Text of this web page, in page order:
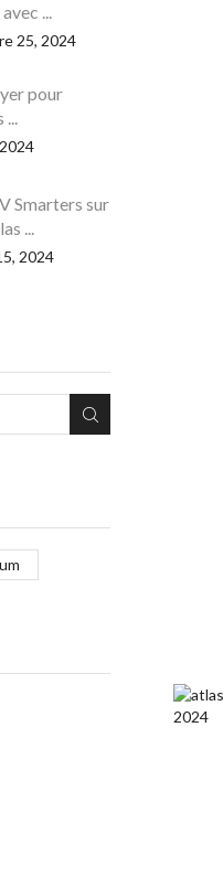
...
25, 2024
pour
Smarters sur
...
2024